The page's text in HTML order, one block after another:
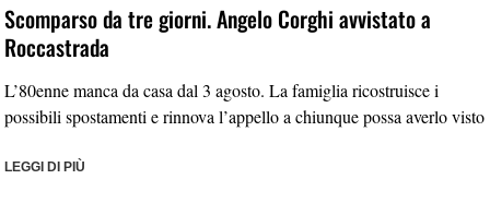
Scomparso da tre giorni. Angelo Corghi avvistato a
Roccastrada
L’80enne manca da casa dal 3 agosto. La famiglia ricostruisce i
possibili spostamenti e rinnova l’appello a chiunque possa averlo visto
LEGGI DI PIÙ